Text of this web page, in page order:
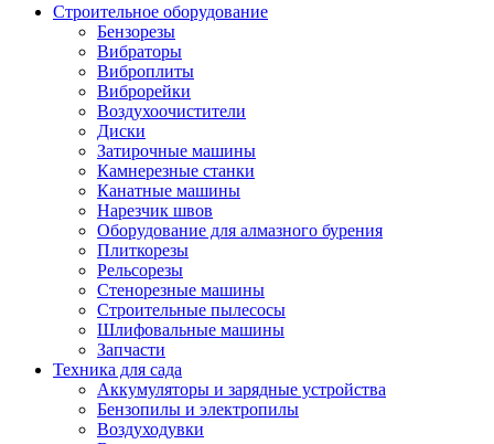
Строительное оборудование
Бензорезы
Вибраторы
Виброплиты
Виброрейки
Воздухоочистители
Диски
Затирочные машины
Камнерезные станки
Канатные машины
Нарезчик швов
Оборудование для алмазного бурения
Плиткорезы
Рельсорезы
Стенорезные машины
Строительные пылесосы
Шлифовальные машины
Запчасти
Техника для сада
Аккумуляторы и зарядные устройства
Бензопилы и электропилы
Воздуходувки